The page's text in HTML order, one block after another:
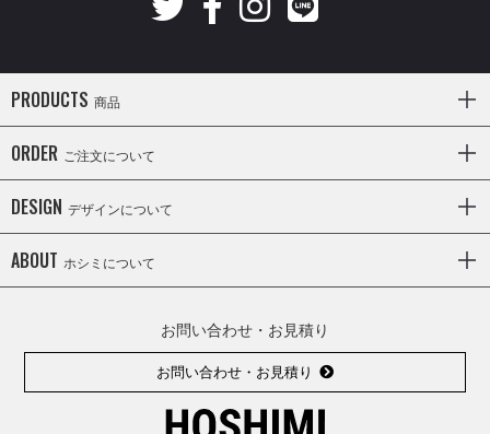
PRODUCTS 商品
ORDER ご注文について
DESIGN デザインについて
ABOUT ホシミについて
お問い合わせ・お見積り
お問い合わせ・お見積り